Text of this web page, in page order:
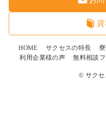
HOME サクセスの特長
利用企業様の声
無料相談
© サクセ